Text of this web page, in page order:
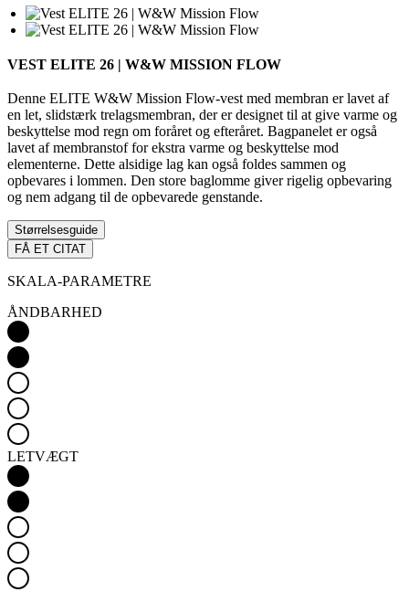
VEST ELITE 26 | W&W MISSION FLOW
Denne ELITE W&W Mission Flow-vest med membran er lavet af
en let, slidstærk trelagsmembran, der er designet til at give varme og
beskyttelse mod regn om foråret og efteråret. Bagpanelet er også
lavet af membranstof for ekstra varme og beskyttelse mod
elementerne. Dette alsidige lag kan også foldes sammen og
opbevares i lommen. Den store baglomme giver rigelig opbevaring
og nem adgang til de opbevarede genstande.
Størrelsesguide
FÅ ET CITAT
SKALA-PARAMETRE
ÅNDBARHED
LETVÆGT